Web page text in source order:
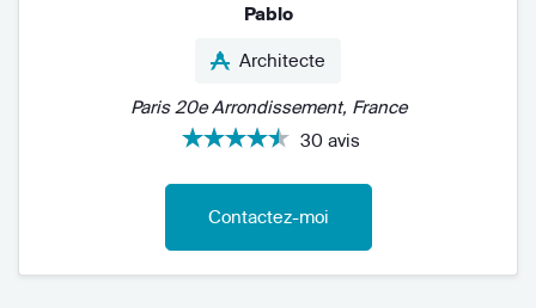
Pablo
Architecte
Paris 20e Arrondissement, France
30 avis
Contactez-moi